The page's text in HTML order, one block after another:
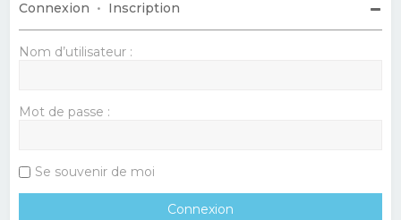
Connexion • Inscription
Nom d’utilisateur :
Mot de passe :
Se souvenir de moi